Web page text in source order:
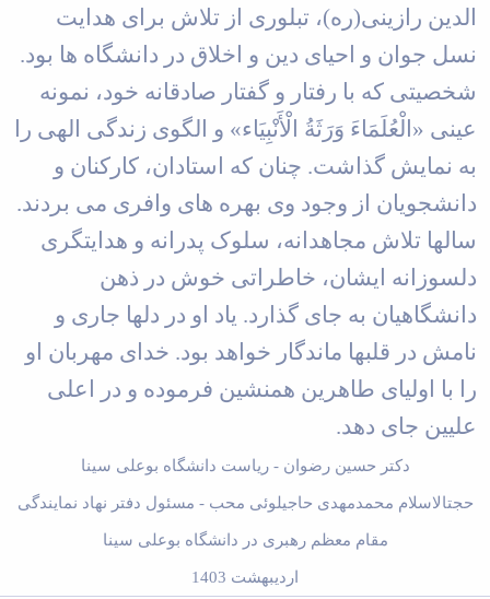
الدین رازینی(ره)، تبلوری از تلاش برای هدایت
نسل جوان و احیای دین و اخلاق در دانشگاه ­ها بود.
شخصیتی که با رفتار و گفتار صادقانه خود، نمونه
عینی «الْعُلَمَاءَ وَرَثَةُ الْأَنْبِيَاء» و الگوی زندگی الهی را
به نمایش گذاشت. چنان که استادان، کارکنان و
دانشجویان از وجود وی بهره­ های وافری می ­بردند.
سال­ها تلاش مجاهدانه، سلوک پدرانه و هدایت­گری
دلسوزانه ایشان، خاطراتی خوش در ذهن
دانشگاهیان به جای گذارد. یاد او در دل­ها جاری و
نامش در قلب­ها ماندگار خواهد بود. خدای مهربان او
را با اولیای طاهرین هم­نشین فرموده و در اعلی
علیین جای دهد.
دکتر حسین رضوان - ریاست دانشگاه بوعلی سینا
حجت­الاسلام محمدمهدی حاجیلوئی­ محب - مسئول دفتر نهاد نمایندگی
مقام معظم رهبری در دانشگاه بوعلی سینا
اردیبهشت 1403